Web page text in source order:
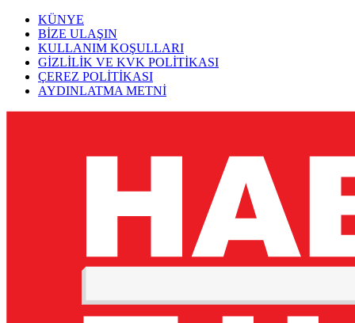
KÜNYE
BİZE ULAŞIN
KULLANIM KOŞULLARI
GİZLİLİK VE KVK POLİTİKASI
ÇEREZ POLİTİKASI
AYDINLATMA METNİ